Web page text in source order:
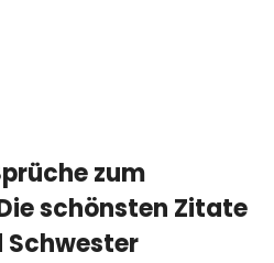
zum
schönsten Zitate
Schwester